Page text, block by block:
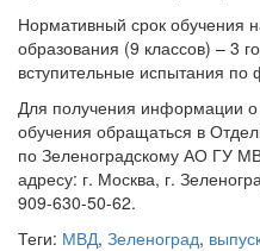
Нормативный срок обучения
образования (9 классов) – 3
вступительные испытания по
Для получения информации о
обучения обращаться в
по Зеленоградскому АО ГУ
адресу: г. Москва, г.
909-630-50-62.
Теги: МВД, Зеленоград,